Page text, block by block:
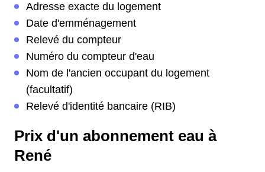
Adresse exacte du logement
Date d'emménagement
Relevé du compteur
Numéro du compteur d'eau
Nom de l'ancien occupant du logement
(facultatif)
Relevé d'identité bancaire (RIB)
Prix d'un abonnement eau à
René